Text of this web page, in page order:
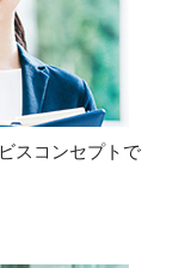
スコンセプトで